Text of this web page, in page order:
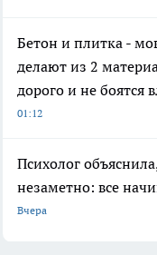
Бетон и плитка -
делают из 2
дорого и не боятся
01:12
Психолог
незаметно: все
Вчера